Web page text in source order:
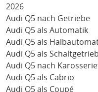
2026
Audi Q5 nach Getriebe
Audi Q5 als Automatik
Audi Q5 als
Audi Q5 als
Audi Q5 nach
Audi Q5 als Cabrio
Audi Q5 als Coupé